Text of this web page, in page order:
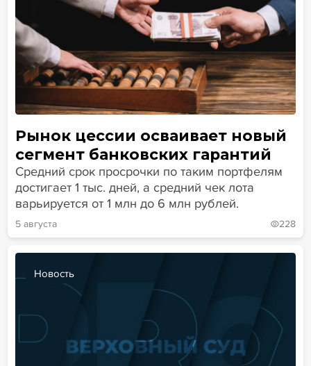
Рынок цессии осваивает новый
сегмент банковских гарантий
Средний срок просрочки по таким портфелям
достигает 1 тыс. дней, а средний чек лота
варьируется от 1 млн до 6 млн рублей.
5 августа 228
Новость